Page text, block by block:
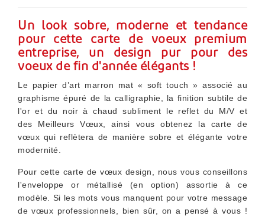
Un look sobre, moderne et tendance
pour cette carte de voeux premium
entreprise, un design pur pour des
voeux de fin d'année élégants !
Le papier d’art marron mat « soft touch » associé au
graphisme épuré de la calligraphie, la finition subtile de
l'or et du noir à chaud subliment le reflet du M/V et
des Meilleurs Vœux, ainsi vous obtenez la carte de
vœux qui reflètera de manière sobre et élégante votre
modernité.
Pour cette carte de vœux design, nous vous conseillons
l'enveloppe or métallisé (en option) assortie à ce
modèle. Si les mots vous manquent pour votre message
de vœux professionnels, bien sûr, on a pensé à vous !